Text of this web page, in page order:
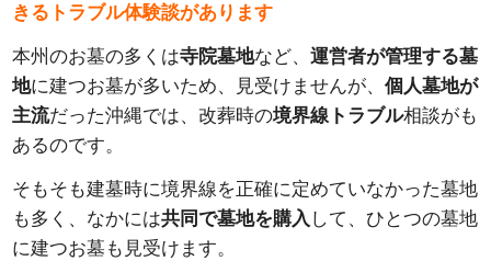
きるトラブル体験談があります
本州のお墓の多くは寺院墓地など、運営者が管理する墓
地に建つお墓が多いため、見受けませんが、個人墓地が
主流だった沖縄では、改葬時の境界線トラブル相談がも
あるのです。
そもそも建墓時に境界線を正確に定めていなかった墓地
も多く、なかには共同で墓地を購入 して、ひとつの墓地
に建つお墓も見受けます。